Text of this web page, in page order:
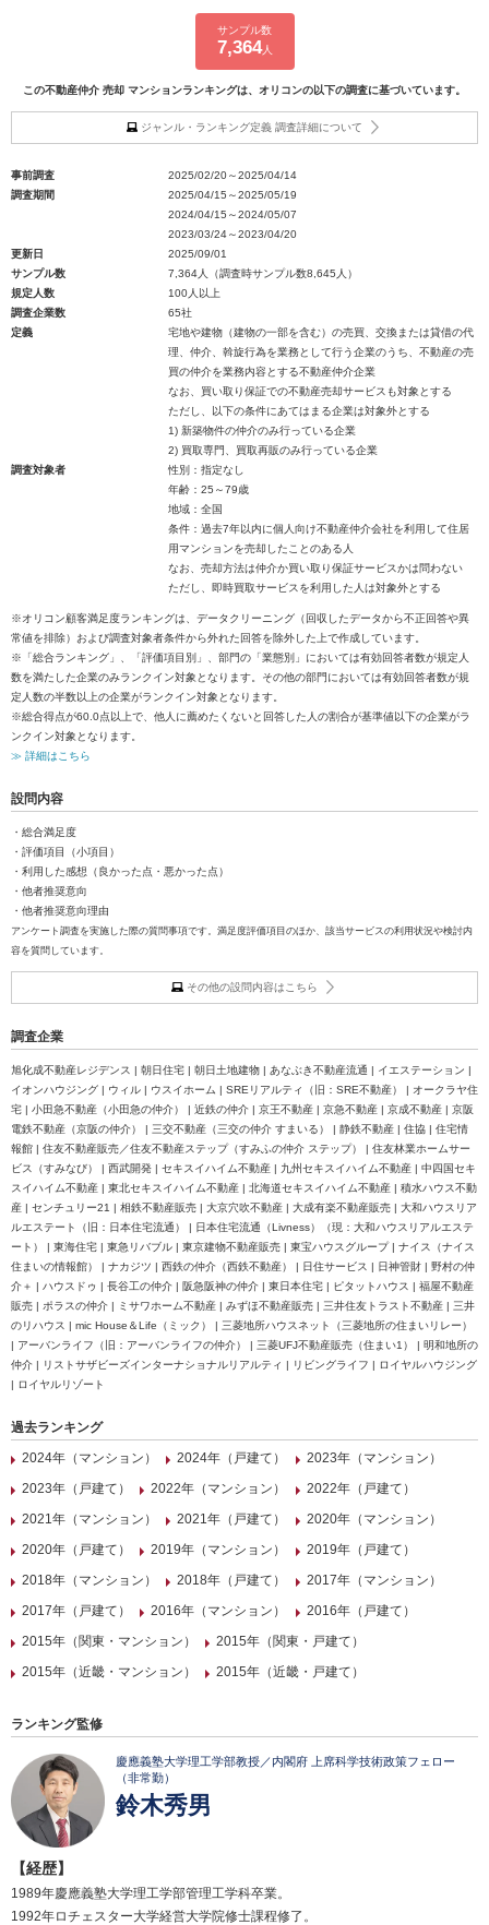
サンプル数
7,364人
この不動産仲介 売却 マンションランキングは、オリコンの以下の調査に基づいています。
ジャンル・ランキング定義 調査詳細について
事前調査
2025/02/20～2025/04/14
調査期間
2025/04/15～2025/05/19
2024/04/15～2024/05/07
2023/03/24～2023/04/20
更新日
2025/09/01
サンプル数
7,364人（調査時サンプル数8,645人）
規定人数
100人以上
調査企業数
65社
定義
宅地や建物（建物の一部を含む）の売買、交換または貸借の代
理、仲介、斡旋行為を業務として行う企業のうち、不動産の売
買の仲介を業務内容とする不動産仲介企業
なお、買い取り保証での不動産売却サービスも対象とする
ただし、以下の条件にあてはまる企業は対象外とする
1) 新築物件の仲介のみ行っている企業
2) 買取専門、買取再販のみ行っている企業
調査対象者
性別：指定なし
年齢：25～79歳
地域：全国
条件：過去7年以内に個人向け不動産仲介会社を利用して住居
用マンションを売却したことのある人
なお、売却方法は仲介か買い取り保証サービスかは問わない
ただし、即時買取サービスを利用した人は対象外とする
※オリコン顧客満足度ランキングは、データクリーニング（回収したデータから不正回答や異
常値を排除）および調査対象者条件から外れた回答を除外した上で作成しています。
※「総合ランキング」、「評価項目別」、部門の「業態別」においては有効回答者数が規定人
数を満たした企業のみランクイン対象となります。その他の部門においては有効回答者数が規
定人数の半数以上の企業がランクイン対象となります。
※総合得点が60.0点以上で、他人に薦めたくないと回答した人の割合が基準値以下の企業がラ
ンクイン対象となります。
≫ 詳細はこちら
設問内容
・総合満足度
・評価項目（小項目）
・利用した感想（良かった点・悪かった点）
・他者推奨意向
・他者推奨意向理由
アンケート調査を実施した際の質問事項です。満足度評価項目のほか、該当サービスの利用状況や検討内
容を質問しています。
その他の設問内容はこちら
調査企業
旭化成不動産レジデンス | 朝日住宅 | 朝日土地建物 | あなぶき不動産流通 | イエステーション |
イオンハウジング | ウィル | ウスイホーム | SREリアルティ（旧：SRE不動産） | オークラヤ住
宅 | 小田急不動産（小田急の仲介） | 近鉄の仲介 | 京王不動産 | 京急不動産 | 京成不動産 | 京阪
電鉄不動産（京阪の仲介） | 三交不動産（三交の仲介 すまいる） | 静鉄不動産 | 住協 | 住宅情
報館 | 住友不動産販売／住友不動産ステップ（すみふの仲介 ステップ） | 住友林業ホームサー
ビス（すみなび） | 西武開発 | セキスイハイム不動産 | 九州セキスイハイム不動産 | 中四国セキ
スイハイム不動産 | 東北セキスイハイム不動産 | 北海道セキスイハイム不動産 | 積水ハウス不動
産 | センチュリー21 | 相鉄不動産販売 | 大京穴吹不動産 | 大成有楽不動産販売 | 大和ハウスリア
ルエステート（旧：日本住宅流通） | 日本住宅流通（Livness）（現：大和ハウスリアルエステ
ート） | 東海住宅 | 東急リバブル | 東京建物不動産販売 | 東宝ハウスグループ | ナイス（ナイス
住まいの情報館） | ナカジツ | 西鉄の仲介（西鉄不動産） | 日住サービス | 日神管財 | 野村の仲
介＋ | ハウスドゥ | 長谷工の仲介 | 阪急阪神の仲介 | 東日本住宅 | ピタットハウス | 福屋不動産
販売 | ポラスの仲介 | ミサワホーム不動産 | みずほ不動産販売 | 三井住友トラスト不動産 | 三井
のリハウス | mic House＆Life（ミック） | 三菱地所ハウスネット（三菱地所の住まいリレー）
| アーバンライフ（旧：アーバンライフの仲介） | 三菱UFJ不動産販売（住まい1） | 明和地所の
仲介 | リストサザビーズインターナショナルリアルティ | リビングライフ | ロイヤルハウジング
| ロイヤルリゾート
過去ランキング
2024年（マンション）
2024年（戸建て）
2023年（マンション）
2023年（戸建て）
2022年（マンション）
2022年（戸建て）
2021年（マンション）
2021年（戸建て）
2020年（マンション）
2020年（戸建て）
2019年（マンション）
2019年（戸建て）
2018年（マンション）
2018年（戸建て）
2017年（マンション）
2017年（戸建て）
2016年（マンション）
2016年（戸建て）
2015年（関東・マンション）
2015年（関東・戸建て）
2015年（近畿・マンション）
2015年（近畿・戸建て）
ランキング監修
慶應義塾大学理工学部教授／内閣府 上席科学技術政策フェロー
（非常勤）
鈴木秀男
【経歴】
1989年慶應義塾大学理工学部管理工学科卒業。
1992年ロチェスター大学経営大学院修士課程修了。